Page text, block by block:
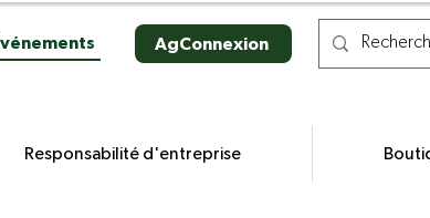
AgConnexion
Responsabilité d'entreprise